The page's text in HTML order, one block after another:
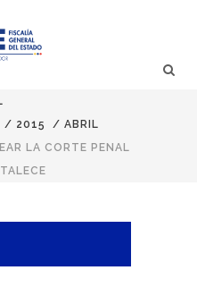
/ 2015 / ABRIL
LA CORTE PENAL